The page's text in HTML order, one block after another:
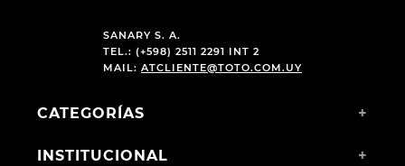
SANARY S. A.
TEL.: (+598) 2511 2291 INT 2
MAIL: ATCLIENTE@TOTO.COM.UY
CATEGORÍAS +
INSTITUCIONAL +